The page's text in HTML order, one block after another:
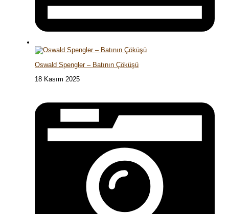
Oswald Spengler – Batının Çöküşü
18 Kasım 2025